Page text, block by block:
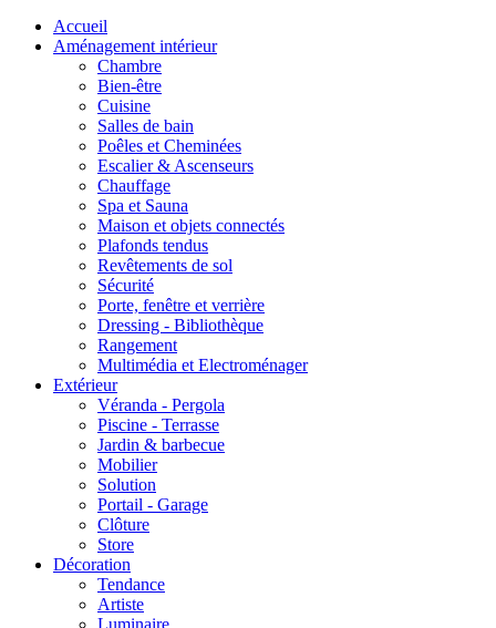
Accueil
Aménagement intérieur
Chambre
Bien-être
Cuisine
Salles de bain
Poêles et Cheminées
Escalier & Ascenseurs
Chauffage
Spa et Sauna
Maison et objets connectés
Plafonds tendus
Revêtements de sol
Sécurité
Porte, fenêtre et verrière
Dressing - Bibliothèque
Rangement
Multimédia et Electroménager
Extérieur
Véranda - Pergola
Piscine - Terrasse
Jardin & barbecue
Mobilier
Solution
Portail - Garage
Clôture
Store
Décoration
Tendance
Artiste